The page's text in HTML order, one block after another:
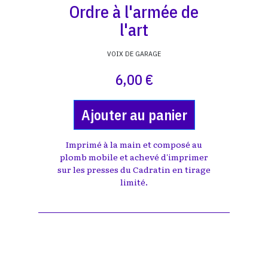
Ordre à l'armée de
l'art
VOIX DE GARAGE
6,00 €
Ajouter au panier
Imprimé à la main et composé au
plomb mobile et achevé d'imprimer
sur les presses du Cadratin en tirage
limité.